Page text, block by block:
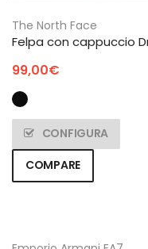
The North Face
Felpa con cappuccio
99,00€
CONFIGURA
COMPARE